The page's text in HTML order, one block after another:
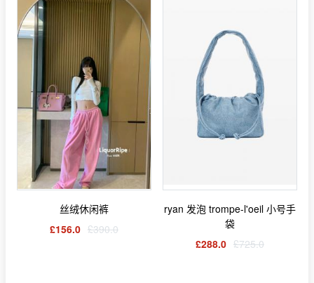
丝绒休闲裤
£156.0 £390.0
ryan 发泡 trompe-l'oeil 小号手
袋
£288.0 £725.0